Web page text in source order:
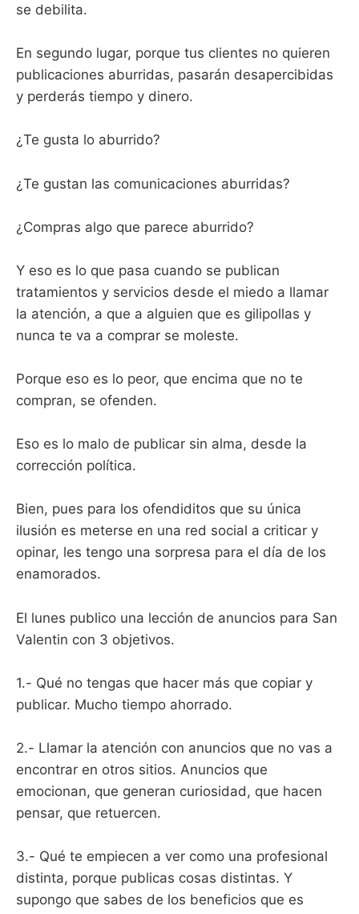
se debilita.
En segundo lugar, porque tus clientes no quieren
publicaciones aburridas, pasarán desapercibidas
y perderás tiempo y dinero.
¿Te gusta lo aburrido?
¿Te gustan las comunicaciones aburridas?
¿Compras algo que parece aburrido?
Y eso es lo que pasa cuando se publican
tratamientos y servicios desde el miedo a llamar
la atención, a que a alguien que es gilipollas y
nunca te va a comprar se moleste.
Porque eso es lo peor, que encima que no te
compran, se ofenden.
Eso es lo malo de publicar sin alma, desde la
corrección política.
Bien, pues para los ofendiditos que su única
ilusión es meterse en una red social a criticar y
opinar, les tengo una sorpresa para el día de los
enamorados.
El lunes publico una lección de anuncios para San
Valentin con 3 objetivos.
1.- Qué no tengas que hacer más que copiar y
publicar. Mucho tiempo ahorrado.
2.- Llamar la atención con anuncios que no vas a
encontrar en otros sitios. Anuncios que
emocionan, que generan curiosidad, que hacen
pensar, que retuercen.
3.- Qué te empiecen a ver como una profesional
distinta, porque publicas cosas distintas. Y
supongo que sabes de los beneficios que es